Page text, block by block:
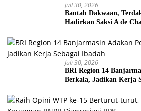
Juli 30, 2026
Bantah Dakwaan,
Hadirkan Saksi A de
Juli 30, 2026
BRI Region 14
Berkala, Jadikan Kerja